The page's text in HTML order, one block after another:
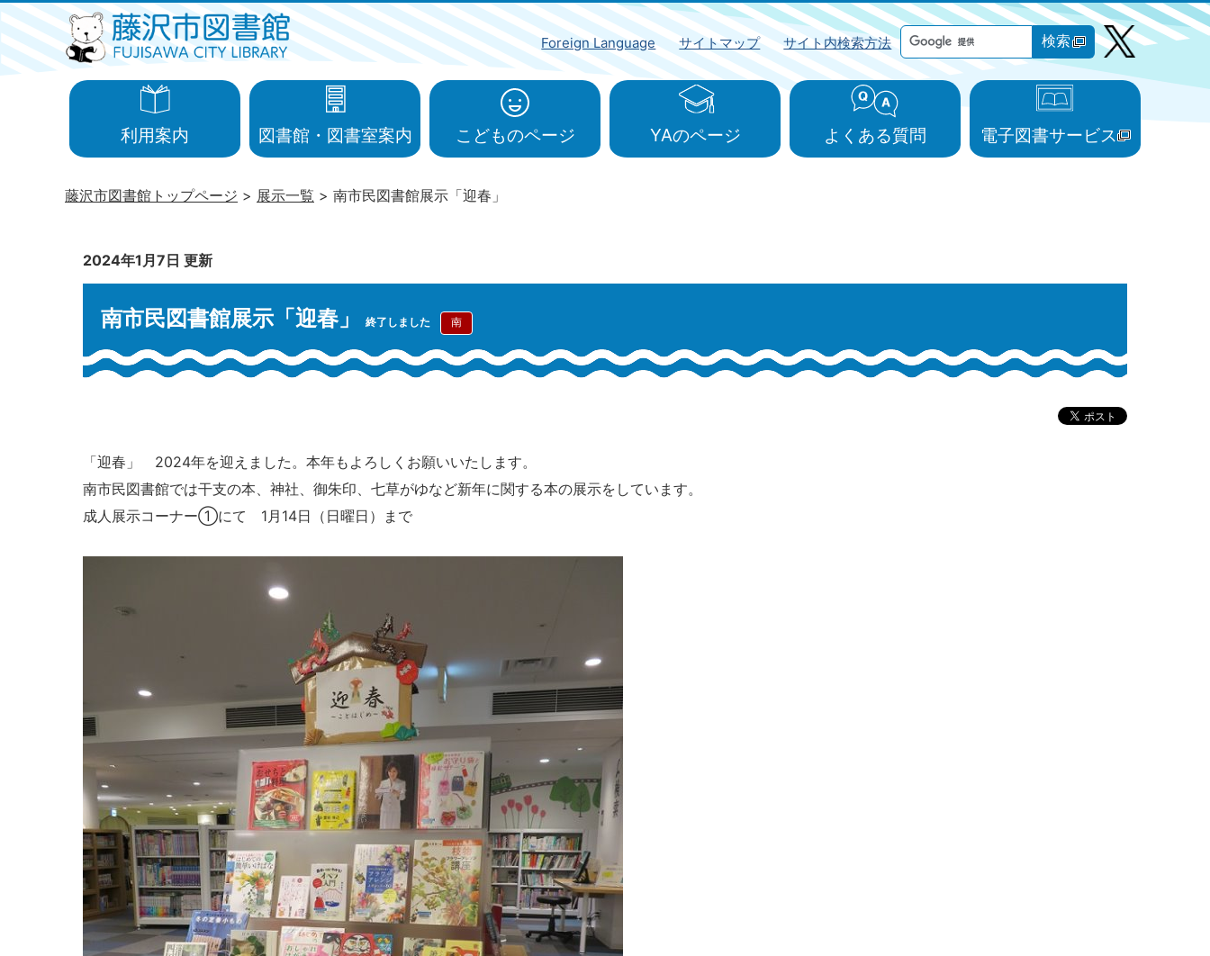
Foreign Language サイトマップ サイト内検索方法 検索
利用案内 図書館・図書室案内 こどものページ YAのページ よくある質問 電子図書サービス
藤沢市図書館トップページ 展示一覧 南市民図書館展示「迎春」
2024年1月7日 更新
南市民図書館展示「迎春」 終了しました 南
「迎春」 2024年を迎えました。本年もよろしくお願いいたします。
南市民図書館では干支の本、神社、御朱印、七草がゆなど新年に関する本の展示をしています。
成人展示コーナー①にて 1月14日（日曜日）まで